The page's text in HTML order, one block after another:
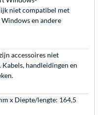
niet compatibel met
en andere
accessoires niet
handleidingen en
x Diepte/lengte: 164,5